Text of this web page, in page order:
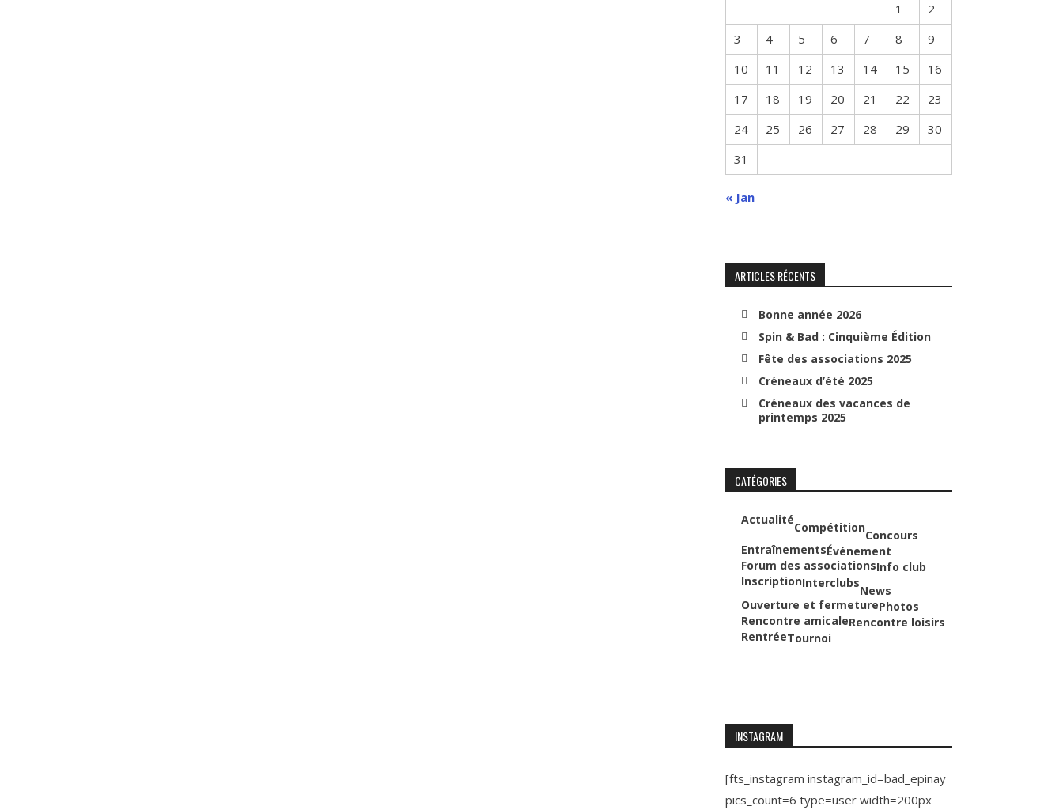
1
2
3
4 5 6 7 8
9
10
11 12 13 14 15
16
17
18 19 20 21 22
23
24
25 26 27 28 29
30
31
« Jan
ARTICLES RÉCENTS
Bonne année 2026
Spin & Bad : Cinquième Édition
Fête des associations 2025
Créneaux d’été 2025
Créneaux des vacances de
printemps 2025
CATÉGORIES
Actualité
Compétition
Concours
EntraînementsÉvénement
Forum des associationsInfo club
InscriptionInterclubs
News
Ouverture et fermeturePhotos
Rencontre amicaleRencontre loisirs
RentréeTournoi
INSTAGRAM
[fts_instagram instagram_id=bad_epinay
pics_count=6 type=user width=200px